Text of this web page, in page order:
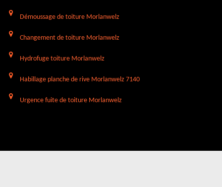
Démoussage de toiture Morlanwelz
Changement de toiture Morlanwelz
Hydrofuge toiture Morlanwelz
Habillage planche de rive Morlanwelz 7140
Urgence fuite de toiture Morlanwelz